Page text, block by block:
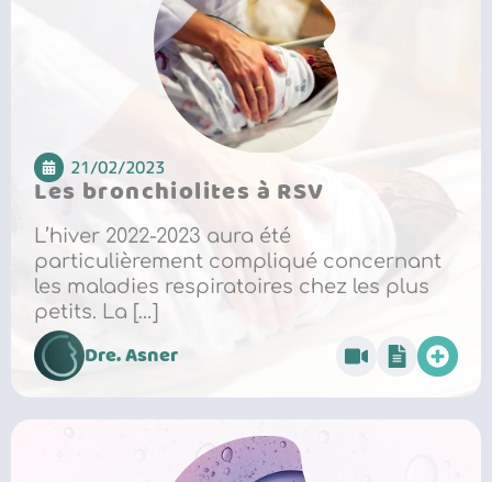
21/02/2023
Les bronchiolites à RSV
L’hiver 2022-2023 aura été
particulièrement compliqué concernant
les maladies respiratoires chez les plus
petits. La […]
Dre. Asner